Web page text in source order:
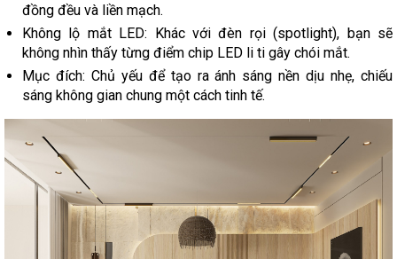
đồng đều và liền mạch.
Không lộ mắt LED: Khác với đèn rọi (spotlight), bạn sẽ
không nhìn thấy từng điểm chip LED li ti gây chói mắt.
Mục đích: Chủ yếu để tạo ra ánh sáng nền dịu nhẹ, chiếu
sáng không gian chung một cách tinh tế.